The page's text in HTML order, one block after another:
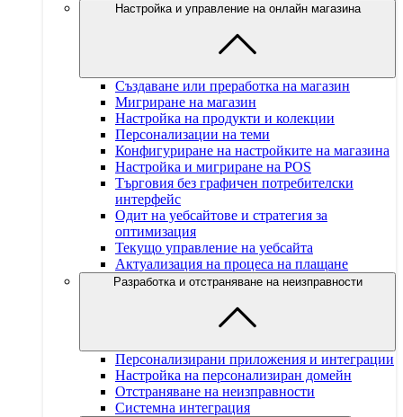
Настройка и управление на онлайн магазина
Създаване или преработка на магазин
Мигриране на магазин
Настройка на продукти и колекции
Персонализации на теми
Конфигуриране на настройките на магазина
Настройка и мигриране на POS
Търговия без графичен потребителски
интерфейс
Одит на уебсайтове и стратегия за
оптимизация
Текущо управление на уебсайта
Актуализация на процеса на плащане
Разработка и отстраняване на неизправности
Персонализирани приложения и интеграции
Настройка на персонализиран домейн
Отстраняване на неизправности
Системна интеграция